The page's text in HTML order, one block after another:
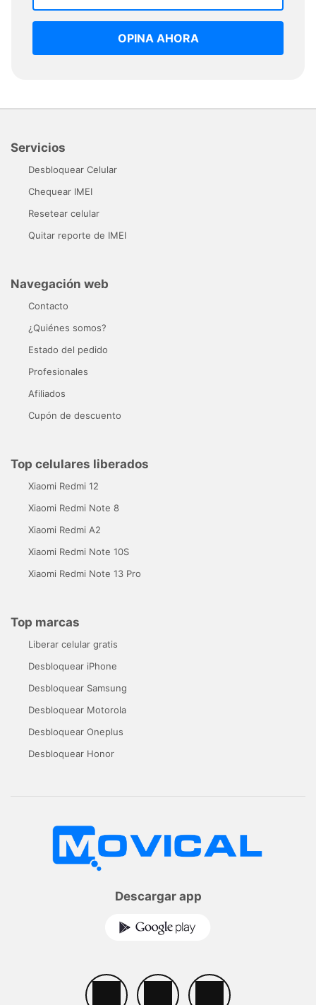
OPINA AHORA
Servicios
Desbloquear Celular
Chequear IMEI
Resetear celular
Quitar reporte de IMEI
Navegación web
Contacto
¿Quiénes somos?
Estado del pedido
Profesionales
Afiliados
Cupón de descuento
Top celulares liberados
Xiaomi Redmi 12
Xiaomi Redmi Note 8
Xiaomi Redmi A2
Xiaomi Redmi Note 10S
Xiaomi Redmi Note 13 Pro
Top marcas
Liberar celular gratis
Desbloquear iPhone
Desbloquear Samsung
Desbloquear Motorola
Desbloquear Oneplus
Desbloquear Honor
Descargar app